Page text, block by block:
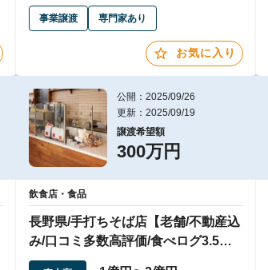
事業譲渡 専門家あり
お気に入り
公開：2025/09/26
更新：2025/09/19
譲渡希望額
300万円
飲食店・食品
長野県/手打ちそば店【老舗/不動産込
み/口コミ多数高評価/食べログ3.5以
上】